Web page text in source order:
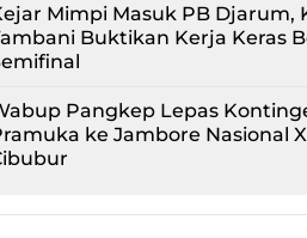
Mimpi Masuk PB Djarum,
Buktikan Kerja Keras
Pangkep Lepas
ke Jambore Nasional